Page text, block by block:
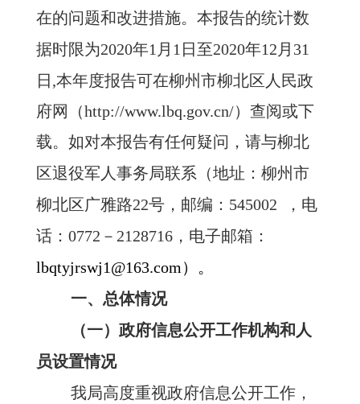
在的问题和改进措施。本报告的统计数
据时限为2020年1 月 1 日至2020年12 月 31
日 ,本年度报告可在柳州市柳北区人民政
府网（http://www.lbq.gov.cn/）查阅或下
载。如对本报告有任何疑问，请与柳北
区退役军人事务局联系（地址：柳州市
柳北区广雅路22号，邮编： 545002
，电
话： 0772 － 2128716 ，电子邮箱：
lbqtyjrswj1@163.com ）。
一、总体情况
（一）政府信息公开工作机构和人
员设置情况
我局高度重视政府信息公开工作，